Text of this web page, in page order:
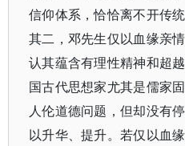
信仰体系，恰恰离不开传
其二，邓先生仅以血缘亲
认其蕴含有理性精神和超
国古代思想家尤其是儒家
人伦道德问题，但却没有
以升华、提升。若仅以血